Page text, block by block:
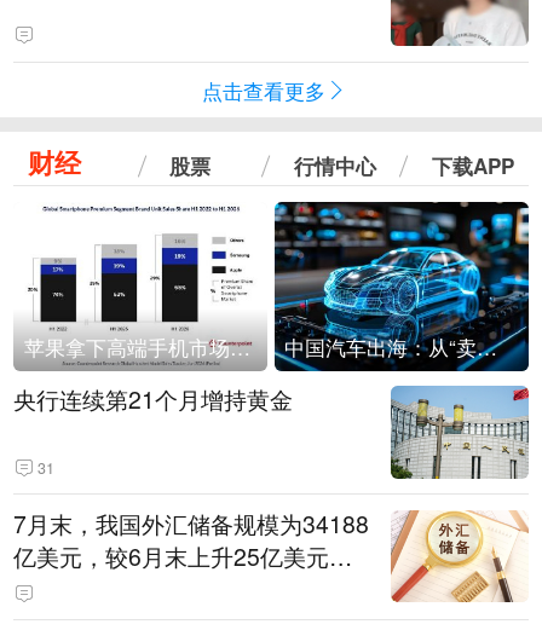
点击查看更多
财经 股票 行情中心 下载APP
苹果拿下高端手机市场65%的份额：iPhone 17系列功不可没 中国汽车出海：从“卖出去”到“走进去”
央行连续第21个月增持黄金
31
7月末，我国外汇储备规模为34188
亿美元，较6月末上升25亿美元，
升幅为0.07%